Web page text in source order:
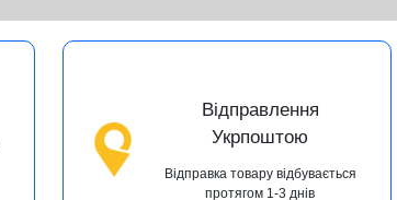
Відправлення
Укрпоштою
Відправка товару відбувається
протягом 1-3 днів